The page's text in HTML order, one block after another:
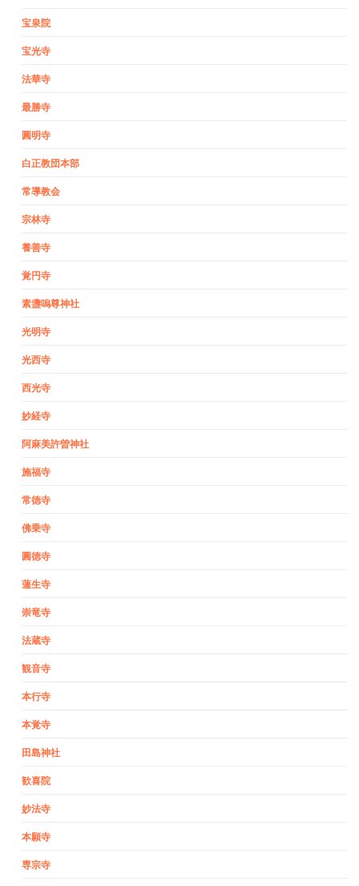
宝泉院
宝光寺
法華寺
最勝寺
圓明寺
白正教団本部
常導教会
宗林寺
養善寺
覚円寺
素盞嗚尊神社
光明寺
光西寺
西光寺
妙経寺
阿麻美許曽神社
施福寺
常徳寺
佛乗寺
圓徳寺
蓮生寺
崇竜寺
法蔵寺
観音寺
本行寺
本覚寺
田島神社
歓喜院
妙法寺
本願寺
専宗寺